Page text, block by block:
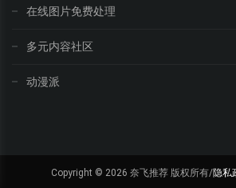
在线图片免费处理
多元内容社区
动漫派
Copyright © 2026 奈飞推荐 版权所有/隐私